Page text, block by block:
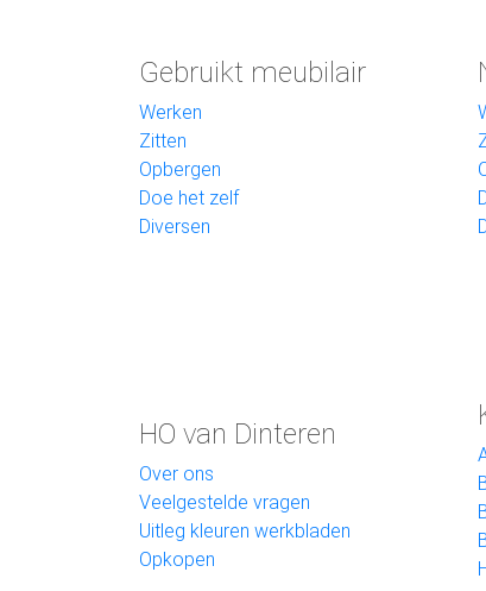
Gebruikt meubilair
Werken
Zitten
Opbergen
Doe het zelf
Diversen
HO van Dinteren
Over ons
Veelgestelde vragen
Uitleg kleuren werkbladen
Opkopen